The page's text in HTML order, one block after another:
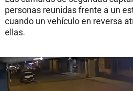
personas reunidas frente a un
cuando un vehículo en reversa
ellas.